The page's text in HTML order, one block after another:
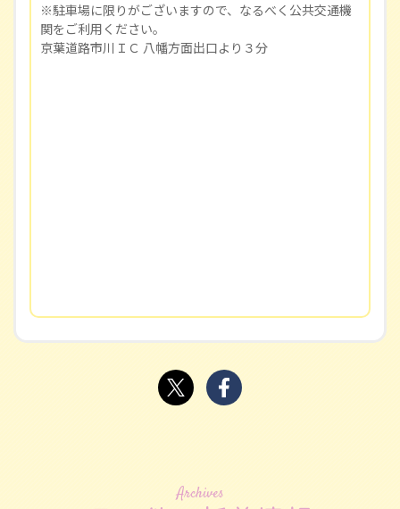
※駐車場に限りがございますので、なるべく公共交通機
関をご利用ください。
京葉道路市川ＩＣ 八幡方面出口より３分
Archives